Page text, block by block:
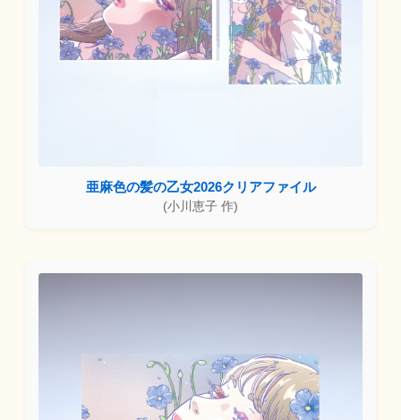
亜麻色の髪の乙女2026クリアファイル
(小川恵子 作)